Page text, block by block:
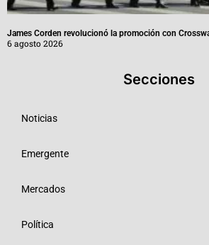
James Corden revolucionó la promoción con
6 agosto 2026
Secciones
Noticias
Emergente
Mercados
Política